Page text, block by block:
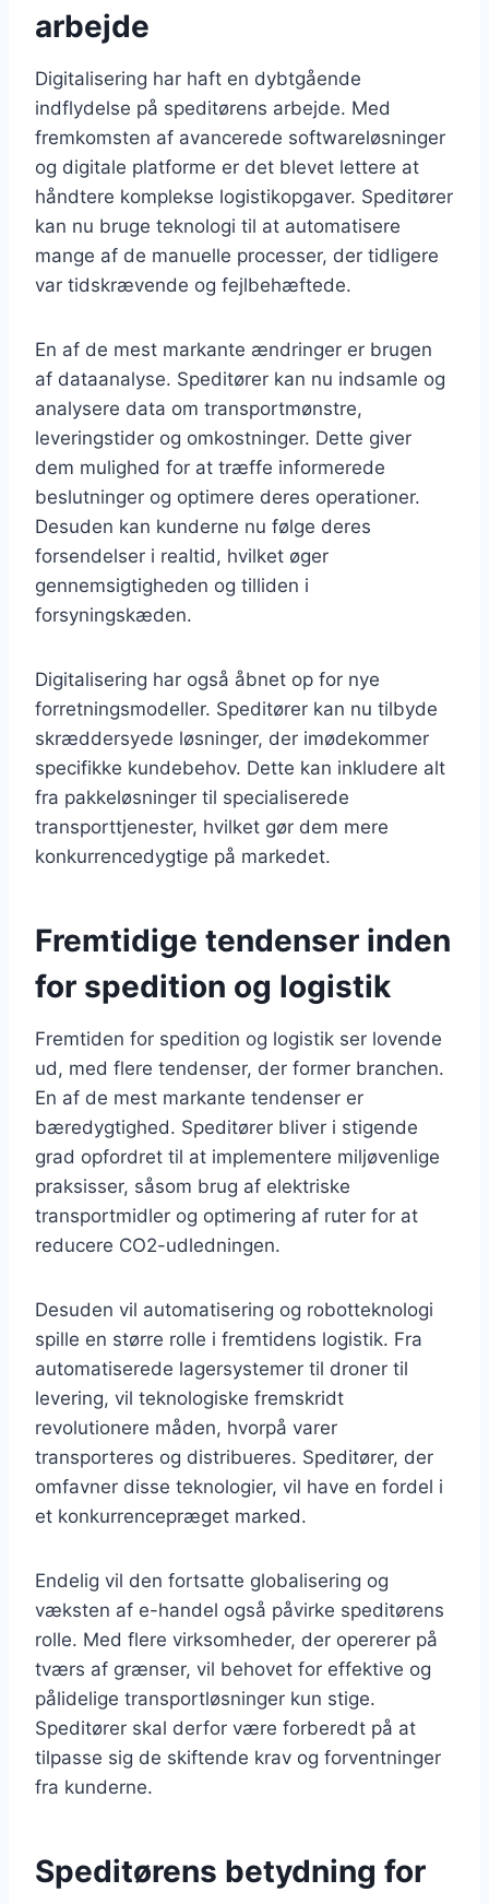
arbejde
Digitalisering har haft en dybtgående
indflydelse på speditørens arbejde. Med
fremkomsten af avancerede softwareløsninger
og digitale platforme er det blevet lettere at
håndtere komplekse logistikopgaver. Speditører
kan nu bruge teknologi til at automatisere
mange af de manuelle processer, der tidligere
var tidskrævende og fejlbehæftede.
En af de mest markante ændringer er brugen
af dataanalyse. Speditører kan nu indsamle og
analysere data om transportmønstre,
leveringstider og omkostninger. Dette giver
dem mulighed for at træffe informerede
beslutninger og optimere deres operationer.
Desuden kan kunderne nu følge deres
forsendelser i realtid, hvilket øger
gennemsigtigheden og tilliden i
forsyningskæden.
Digitalisering har også åbnet op for nye
forretningsmodeller. Speditører kan nu tilbyde
skræddersyede løsninger, der imødekommer
specifikke kundebehov. Dette kan inkludere alt
fra pakkeløsninger til specialiserede
transporttjenester, hvilket gør dem mere
konkurrencedygtige på markedet.
Fremtidige tendenser inden
for spedition og logistik
Fremtiden for spedition og logistik ser lovende
ud, med flere tendenser, der former branchen.
En af de mest markante tendenser er
bæredygtighed. Speditører bliver i stigende
grad opfordret til at implementere miljøvenlige
praksisser, såsom brug af elektriske
transportmidler og optimering af ruter for at
reducere CO2-udledningen.
Desuden vil automatisering og robotteknologi
spille en større rolle i fremtidens logistik. Fra
automatiserede lagersystemer til droner til
levering, vil teknologiske fremskridt
revolutionere måden, hvorpå varer
transporteres og distribueres. Speditører, der
omfavner disse teknologier, vil have en fordel i
et konkurrencepræget marked.
Endelig vil den fortsatte globalisering og
væksten af e-handel også påvirke speditørens
rolle. Med flere virksomheder, der opererer på
tværs af grænser, vil behovet for effektive og
pålidelige transportløsninger kun stige.
Speditører skal derfor være forberedt på at
tilpasse sig de skiftende krav og forventninger
fra kunderne.
Speditørens betydning for